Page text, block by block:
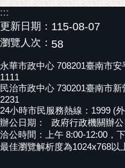
泉
桐
花
祭
網
站
導
覽
訂
:::
更新日期： 115-08-07
瀏覽人次： 58
永華市政中心 708201臺南市
1111
民治市政中心 730201臺南市
2231
24小時市民服務熱線：1999 (
辦公日期：
政府行政機關辦
洽公時間：上午 8:00-12:00，
最佳瀏覽解析度為1024x768以